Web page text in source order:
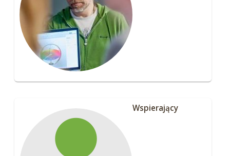
Wspierający